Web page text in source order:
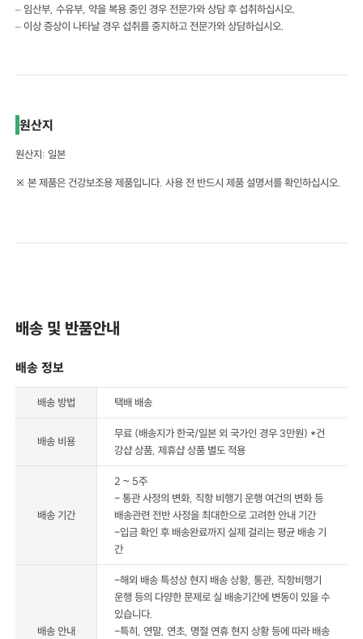
– 임산부, 수유부, 약을 복용 중인 경우 전문가와 상담 후 섭취하십시오.
– 이상 증상이 나타날 경우 섭취를 중지하고 전문가와 상담하십시오.
원산지
원산지: 일본
※ 본 제품은 건강보조용 제품입니다. 사용 전 반드시 제품 설명서를 확인하십시오.
배송 및 반품안내
배송 정보
배송 방법 택배 배송
배송 비용
무료 (배송지가 한국/일본 외 국가인 경우 3만원) *건
강샵 상품, 제휴샵 상품 별도 적용
배송 기간
2 ~ 5주
- 통관 사정의 변화, 직항 비행기 운행 여건의 변화 등
배송관련 전반 사정을 최대한으로 고려한 안내 기간
-입금 확인 후 배송완료까지 실제 걸리는 평균 배송 기
간
배송 안내
-해외 배송 특성상 현지 배송 상황, 통관, 직항비행기
운행 등의 다양한 문제로 실 배송기간에 변동이 있을 수
있습니다.
-특히, 연말, 연초, 명절 연휴 현지 상황 등에 따라 배송